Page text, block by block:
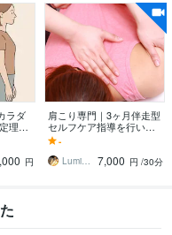
ラダ
理学
常
勢
円
肩こり専門｜3ヶ月伴走型
セルフケア指導を行いま
す 根本肩こり・首こり改
善！自宅でできる運動療
法を指導します
-
LuminousSpa
7,000 円 /30分